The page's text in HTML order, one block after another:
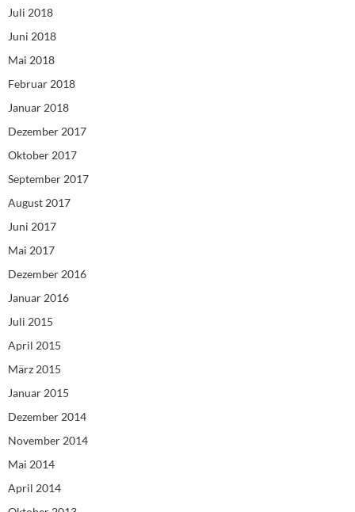
Juli 2018
Juni 2018
Mai 2018
Februar 2018
Januar 2018
Dezember 2017
Oktober 2017
September 2017
August 2017
Juni 2017
Mai 2017
Dezember 2016
Januar 2016
Juli 2015
April 2015
März 2015
Januar 2015
Dezember 2014
November 2014
Mai 2014
April 2014